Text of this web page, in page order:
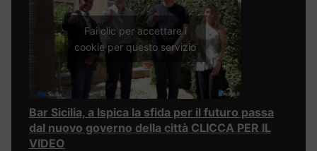
Fai clic per accettare i
cookie per questo servizio
Bar Sicilia, a Ispica la sfida per il futuro passa
dal nuovo governo della città CLICCA PER IL
VIDEO